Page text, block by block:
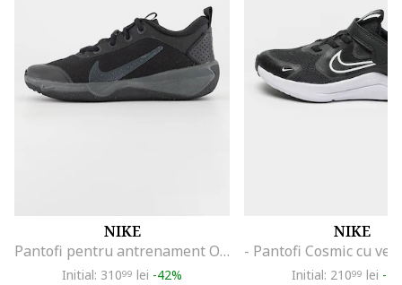
NIKE
Pantofi pentru antrenament Omni Multi-Court, Negru
Initial: 31099 lei -42%
NIKE
Initial: 21099 lei -